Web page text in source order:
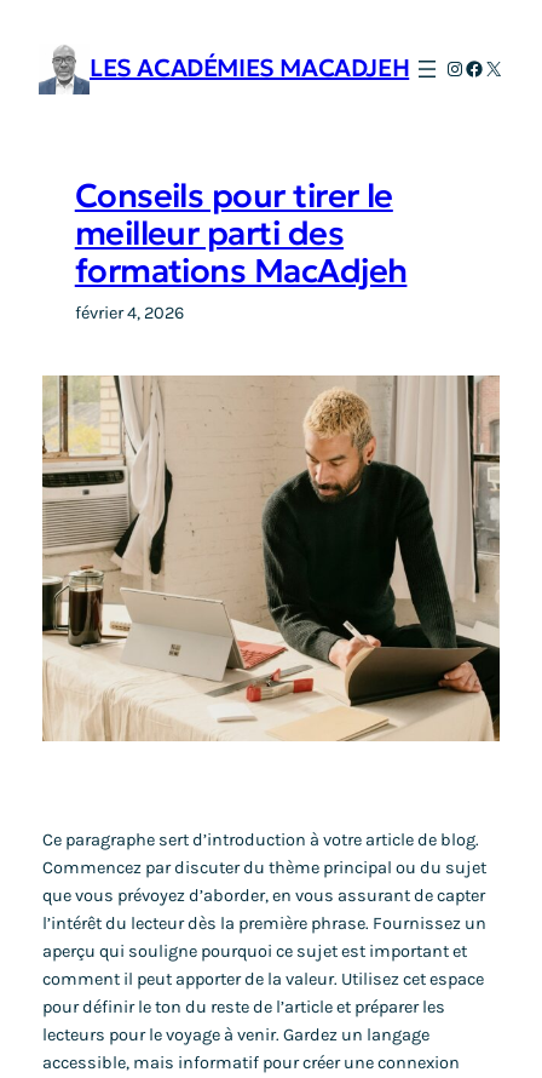
contenu
LES ACADÉMIES MACADJEH Instagram
X
Conseils pour tirer le
meilleur parti des
formations MacAdjeh
février 4, 2026
Ce paragraphe sert d’introduction à votre article de blog.
Commencez par discuter du thème principal ou du sujet
que vous prévoyez d’aborder, en vous assurant de capter
l’intérêt du lecteur dès la première phrase. Fournissez un
aperçu qui souligne pourquoi ce sujet est important et
comment il peut apporter de la valeur. Utilisez cet espace
pour définir le ton du reste de l’article et préparer les
lecteurs pour le voyage à venir. Gardez un langage
accessible, mais informatif pour créer une connexion